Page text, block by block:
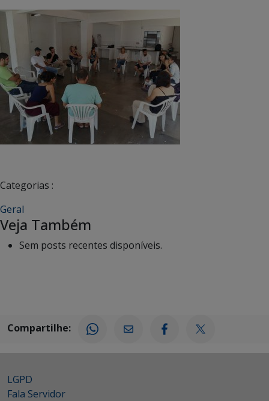
Categorias :
Geral
Veja Também
Sem posts recentes disponíveis.
Compartilhe:
LGPD
Fala Servidor